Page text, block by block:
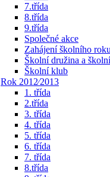
7.třída
8.třída
9.třída
Společné akce
Zahájení školního roku
Školní družina a
Školní klub
Rok 2012⁄2013
1. třída
2.třída
3. třída
4. třída
5. třída
6. třída
7. třída
8.třída